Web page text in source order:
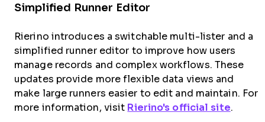
Simplified Runner Editor
Rierino introduces a switchable multi-lister and a
simplified runner editor to improve how users
manage records and complex workflows. These
updates provide more flexible data views and
make large runners easier to edit and maintain. For
more information, visit Rierino's official site.